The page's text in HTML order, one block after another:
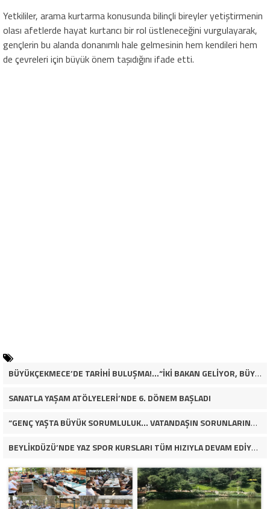
Yetkililer, arama kurtarma konusunda bilinçli bireyler yetiştirmenin
olası afetlerde hayat kurtarıcı bir rol üstleneceğini vurgulayarak,
gençlerin bu alanda donanımlı hale gelmesinin hem kendileri hem
de çevreleri için büyük önem taşıdığını ifade etti.
BÜYÜKÇEKMECE’DE TARİHİ BULUŞMA!…“İKİ BAKAN GELİYOR, BÜYÜKÇEKMECE’NİN ADLİYE KADERİ DEĞİŞECEK Mİ?”
SANATLA YAŞAM ATÖLYELERİ’NDE 6. DÖNEM BAŞLADI
“GENÇ YAŞTA BÜYÜK SORUMLULUK… VATANDAŞIN SORUNLARINA ÇÖZÜM ARIYOR!”
BEYLİKDÜZÜ’NDE YAZ SPOR KURSLARI TÜM HIZIYLA DEVAM EDİYOR